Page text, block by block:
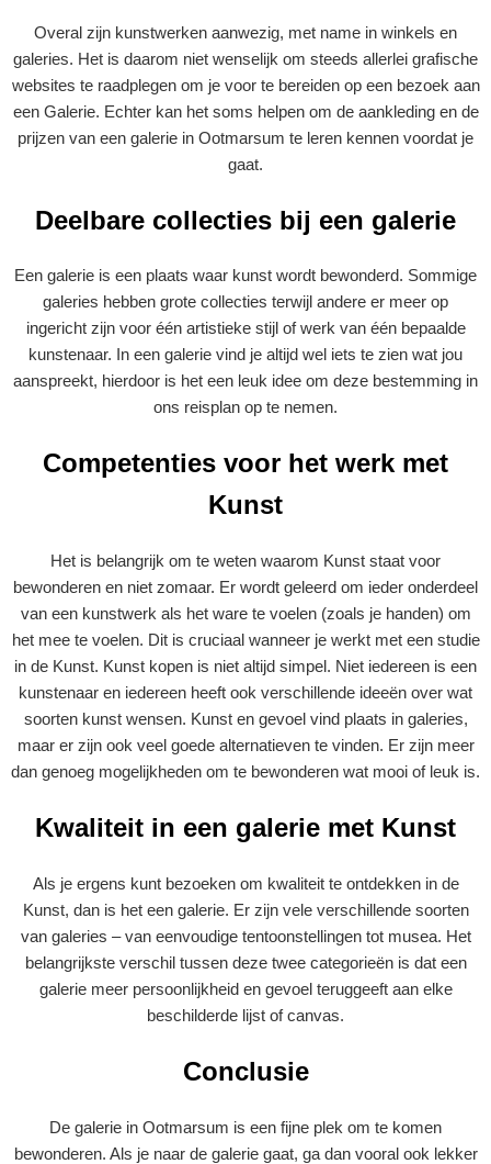
Overal zijn kunstwerken aanwezig, met name in winkels en
galeries. Het is daarom niet wenselijk om steeds allerlei grafische
websites te raadplegen om je voor te bereiden op een bezoek aan
een Galerie. Echter kan het soms helpen om de aankleding en de
prijzen van een galerie in Ootmarsum te leren kennen voordat je
gaat.
Deelbare collecties bij een galerie
Een galerie is een plaats waar kunst wordt bewonderd. Sommige
galeries hebben grote collecties terwijl andere er meer op
ingericht zijn voor één artistieke stijl of werk van één bepaalde
kunstenaar. In een galerie vind je altijd wel iets te zien wat jou
aanspreekt, hierdoor is het een leuk idee om deze bestemming in
ons reisplan op te nemen.
Competenties voor het werk met
Kunst
Het is belangrijk om te weten waarom Kunst staat voor
bewonderen en niet zomaar. Er wordt geleerd om ieder onderdeel
van een kunstwerk als het ware te voelen (zoals je handen) om
het mee te voelen. Dit is cruciaal wanneer je werkt met een studie
in de Kunst. Kunst kopen is niet altijd simpel. Niet iedereen is een
kunstenaar en iedereen heeft ook verschillende ideeën over wat
soorten kunst wensen. Kunst en gevoel vind plaats in galeries,
maar er zijn ook veel goede alternatieven te vinden. Er zijn meer
dan genoeg mogelijkheden om te bewonderen wat mooi of leuk is.
Kwaliteit in een galerie met Kunst
Als je ergens kunt bezoeken om kwaliteit te ontdekken in de
Kunst, dan is het een galerie. Er zijn vele verschillende soorten
van galeries – van eenvoudige tentoonstellingen tot musea. Het
belangrijkste verschil tussen deze twee categorieën is dat een
galerie meer persoonlijkheid en gevoel teruggeeft aan elke
beschilderde lijst of canvas.
Conclusie
De galerie in Ootmarsum is een fijne plek om te komen
bewonderen. Als je naar de galerie gaat, ga dan vooral ook lekker